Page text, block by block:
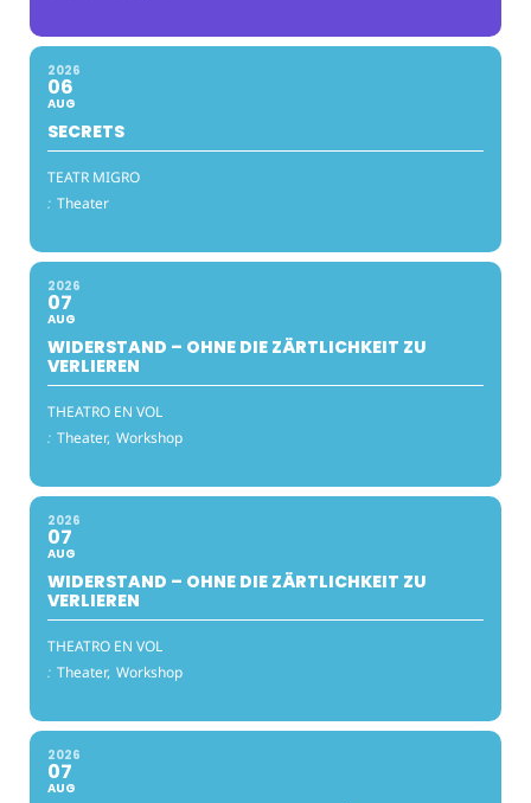
2026
06
AUG
SECRETS
TEATR MIGRO
: Theater
2026
07
AUG
WIDERSTAND – OHNE DIE ZÄRTLICHKEIT ZU
VERLIEREN
THEATRO EN VOL
: Theater, Workshop
2026
07
AUG
WIDERSTAND – OHNE DIE ZÄRTLICHKEIT ZU
VERLIEREN
THEATRO EN VOL
: Theater, Workshop
2026
07
AUG